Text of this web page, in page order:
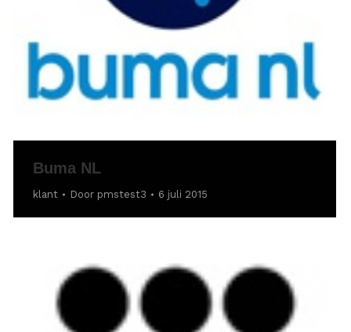
Buma NL
klant Door pmstest3 6 juli 2015